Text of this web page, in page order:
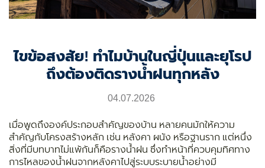
ไขข้อสงสัย! ทำไมบ้านในญี่ปุ่นและยุโรป
ถึงต้องติดรางน้ำฝนทุกหลัง
04.07.2026
เมื่อพูดถึงองค์ประกอบสำคัญของบ้าน หลายคนมักให้ความ
สำคัญกับโครงสร้างหลัก เช่น หลังคา ผนัง หรือฐานราก แต่หนึ่ง
สิ่งที่มีบทบาทไม่แพ้กันก็คือรางน้ำฝน ซึ่งทำหน้าที่ควบคุมทิศทาง
การไหลของน้ำฝนจากหลังคาไปสู่ระบบระบายน้ำอย่างมี